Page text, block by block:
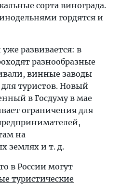
сорта винограда.
гордятся и
развивается: в
разнообразные
винные заводы
туристов. Новый
в Госдуму в мае
ограничения для
на
землях и т. д.
в России могут
туристические